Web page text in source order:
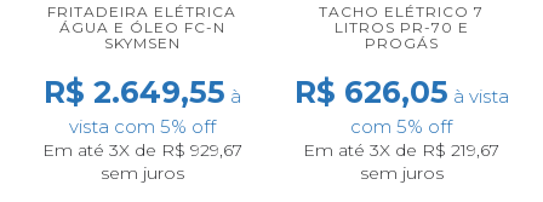
FRITADEIRA ELÉTRICA
ÁGUA E ÓLEO FC-N
SKYMSEN
R$ 2.649,55 à
vista com 5% off
Em até 3X de R$ 929,67
sem juros
TACHO ELÉTRICO 7
LITROS PR-70 E
PROGÁS
R$ 626,05 à vista
com 5% off
Em até 3X de R$ 219,67
sem juros